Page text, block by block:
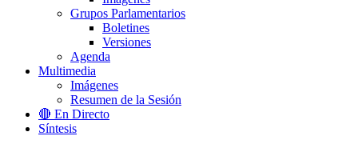
Grupos Parlamentarios
Boletines
Versiones
Agenda
Multimedia
Imágenes
Resumen de la Sesión
🔴 En Directo
Síntesis